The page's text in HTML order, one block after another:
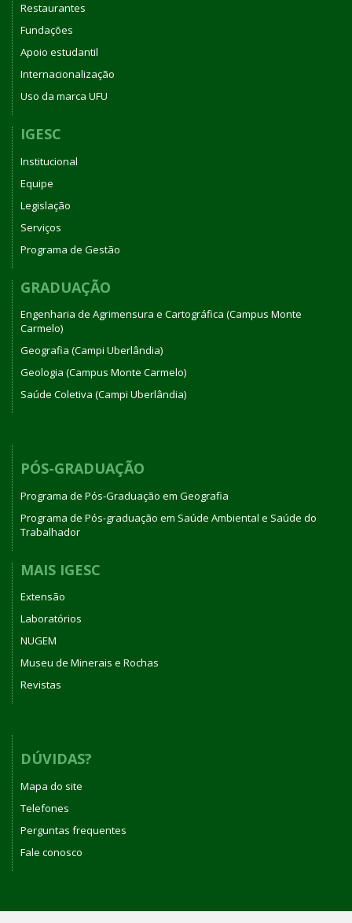
Restaurantes
Fundações
Apoio estudantil
Internacionalização
Uso da marca UFU
IGESC
Institucional
Equipe
Legislação
Serviços
Programa de Gestão
GRADUAÇÃO
Engenharia de Agrimensura e Cartográfica (Campus Monte
Carmelo)
Geografia (Campi Uberlândia)
Geologia (Campus Monte Carmelo)
Saúde Coletiva (Campi Uberlândia)
PÓS-GRADUAÇÃO
Programa de Pós-Graduação em Geografia
Programa de Pós-graduação em Saúde Ambiental e Saúde do
Trabalhador
MAIS IGESC
Extensão
Laboratórios
NUGEM
Museu de Minerais e Rochas
Revistas
DÚVIDAS?
Mapa do site
Telefones
Perguntas frequentes
Fale conosco